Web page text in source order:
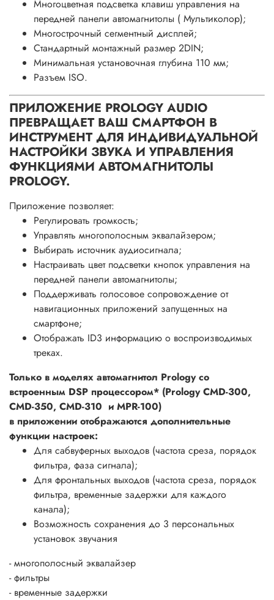
Многоцветная подсветка клавиш управления на
передней панели автомагнитолы ( Мультиколор);
Многострочный сегментный дисплей;
Стандартный монтажный размер 2DIN;
Минимальная установочная глубина 110 мм;
Разъем ISO.
ПРИЛОЖЕНИЕ PROLOGY AUDIO
ПРЕВРАЩАЕТ ВАШ СМАРТФОН В
ИНСТРУМЕНТ ДЛЯ ИНДИВИДУАЛЬНОЙ
НАСТРОЙКИ ЗВУКА И УПРАВЛЕНИЯ
ФУНКЦИЯМИ АВТОМАГНИТОЛЫ
PROLOGY.
Приложение позволяет:
Регулировать громкость;
Управлять многополосным эквалайзером;
Выбирать источник аудиосигнала;
Настраивать цвет подсветки кнопок управления на
передней панели автомагнитолы;
Поддерживать голосовое сопровождение от
навигационных приложений запущенных на
смартфоне;
Отображать ID3 информацию о воспроизводимых
треках.
Только в моделях автомагнитол Prology со
встроенным DSP процессором* (Prology CMD-300,
CMD-350, CMD-310 и MPR-100)
в приложении отображаются дополнительные
функции настроек:
Для сабвуферных выходов (частота среза, порядок
фильтра, фаза сигнала);
Для фронтальных выходов (частота среза, порядок
фильтра, временные задержки для каждого
канала);
Возможность сохранения до 3 персональных
установок звучания
- многополосный эквалайзер
- фильтры
- временные задержки